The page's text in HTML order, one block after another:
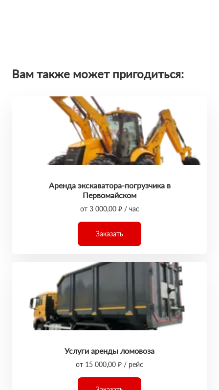
Вам также может пригодиться:
Аренда экскаватора-погрузчика в
Первомайском
от 3 000,00 ₽ / час
Заказать
Услуги аренды ломовоза
от 15 000,00 ₽ / рейс